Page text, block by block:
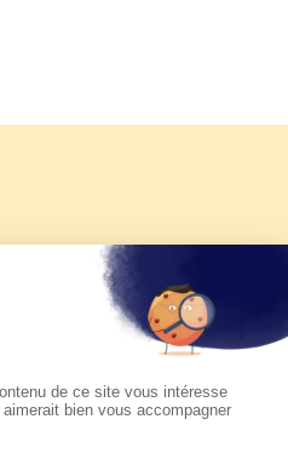
d'été 2026 de KTO
pastorale du pape Léon
à suivre sur KTO le